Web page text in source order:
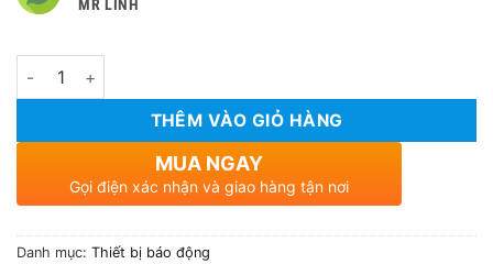
MR LINH
Số lượng
THÊM VÀO GIỎ HÀNG
MUA NGAY
Gọi điện xác nhận và giao hàng tận nơi
Danh mục: Thiết bị báo động